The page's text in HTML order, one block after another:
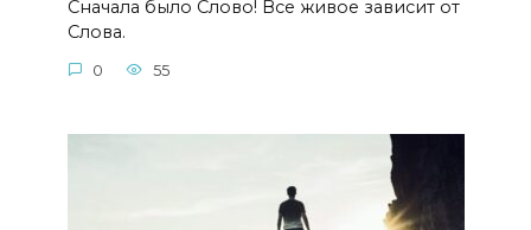
Сначала было Слово! Все живое зависит от
Слова.
0 55